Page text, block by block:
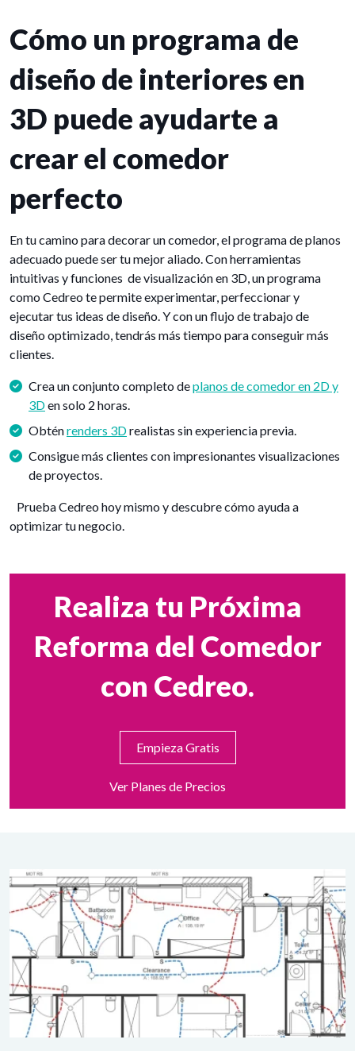
Cómo un programa de
diseño de interiores en
3D puede ayudarte a
crear el comedor
perfecto
En tu camino para decorar un comedor, el programa de planos
adecuado puede ser tu mejor aliado. Con herramientas
intuitivas y funciones de visualización en 3D, un programa
como Cedreo te permite experimentar, perfeccionar y
ejecutar tus ideas de diseño. Y con un flujo de trabajo de
diseño optimizado, tendrás más tiempo para conseguir más
clientes.
Crea un conjunto completo deplanos de comedor en 2D y
3Den solo 2 horas.
Obténrenders 3Drealistas sin experiencia previa.
Consigue más clientes con impresionantes visualizaciones
de proyectos.
Prueba Cedreo hoy mismo y descubre cómo ayuda a
optimizar tu negocio.
Realiza tu Próxima
Reforma del Comedor
con Cedreo.
Empieza Gratis
Ver Planes de Precios